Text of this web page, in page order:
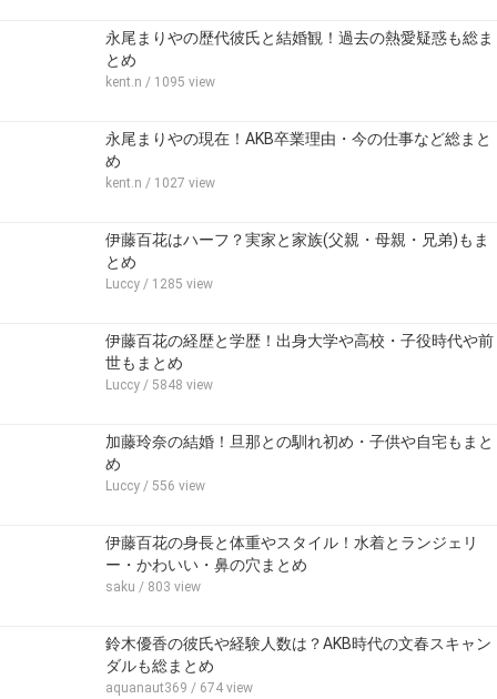
永尾まりやの歴代彼氏と結婚観！過去の熱愛疑惑も総ま
とめ
kent.n / 1095 view
永尾まりやの現在！AKB卒業理由・今の仕事など総まと
め
kent.n / 1027 view
伊藤百花はハーフ？実家と家族(父親・母親・兄弟)もま
とめ
Luccy / 1285 view
伊藤百花の経歴と学歴！出身大学や高校・子役時代や前
世もまとめ
Luccy / 5848 view
加藤玲奈の結婚！旦那との馴れ初め・子供や自宅もまと
め
Luccy / 556 view
伊藤百花の身長と体重やスタイル！水着とランジェリ
ー・かわいい・鼻の穴まとめ
saku / 803 view
鈴木優香の彼氏や経験人数は？AKB時代の文春スキャン
ダルも総まとめ
aquanaut369 / 674 view